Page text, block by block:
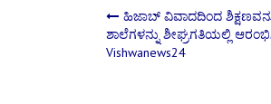
Post
ಹಿಜಾಬ್ ವಿವಾದದಿಂದ
ಶಾಲೆಗಳನ್ನು ಶೀಘ್ರಗತಿಯಲ್ಲಿ
Vishwanews24